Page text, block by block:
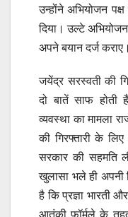
उन्होंने अभियोजन
दिया। उल्टे
अपने बयान दर्ज कराए।
जयेंद्र सरस्वती की
दो बातें साफ
व्यवस्था का मामला
की गिरफ्तारी के
सरकार की सहमति
खुलासा भले ही अपनी
है कि प्रज्ञा भारती
आतंकी फॉर्मूले के तहत